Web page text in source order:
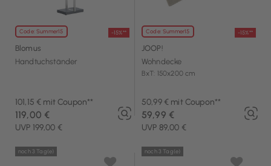
Code: Summer15 -15%**
Blomus
Handtuchständer
101,15 € mit Coupon**
UVP 199,00 €
119,00 €
Code: Summer15 -15%**
JOOP!
Wohndecke
BxT: 150x200 cm
50,99 € mit Coupon**
UVP 89,00 €
59,99 €
noch 3 Tag(e) noch 3 Tag(e)